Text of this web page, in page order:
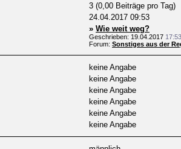
3 (0,00 Beiträge pro Tag)
24.04.2017 09:53
» Wie weit weg?
Geschrieben: 19.04.2017 17:53
Forum: Sonstiges aus der
keine Angabe
keine Angabe
keine Angabe
keine Angabe
keine Angabe
keine Angabe